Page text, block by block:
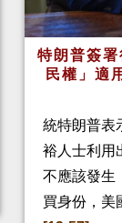
特朗普簽
民權」適
統特朗普表
裕人士利用
不應該發生
買身份，美